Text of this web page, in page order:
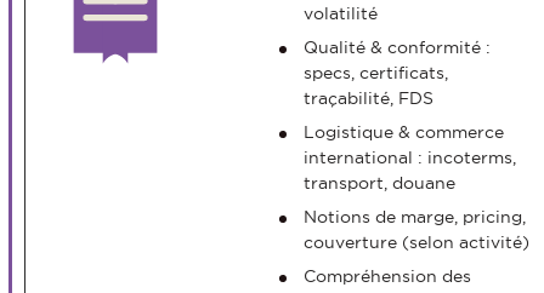
volatilité
Qualité & conformité :
specs, certificats,
traçabilité, FDS
Logistique & commerce
international : incoterms,
transport, douane
Notions de marge, pricing,
couverture (selon activité)
Compréhension des